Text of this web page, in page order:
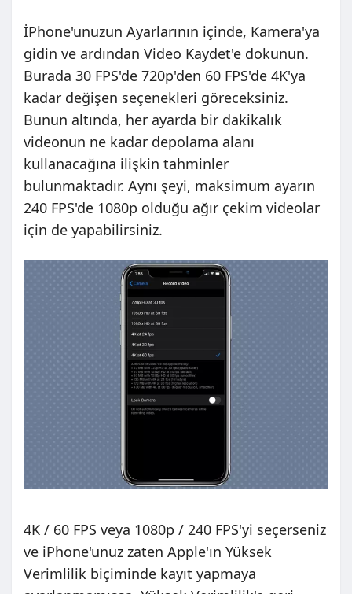
İPhone'unuzun Ayarlarının içinde, Kamera'ya
gidin ve ardından Video Kaydet'e dokunun.
Burada 30 FPS'de 720p'den 60 FPS'de 4K'ya
kadar değişen seçenekleri göreceksiniz.
Bunun altında, her ayarda bir dakikalık
videonun ne kadar depolama alanı
kullanacağına ilişkin tahminler
bulunmaktadır. Aynı şeyi, maksimum ayarın
240 FPS'de 1080p olduğu ağır çekim videolar
için de yapabilirsiniz.
4K / 60 FPS veya 1080p / 240 FPS'yi seçerseniz
ve iPhone'unuz zaten Apple'ın Yüksek
Verimlilik biçiminde kayıt yapmaya